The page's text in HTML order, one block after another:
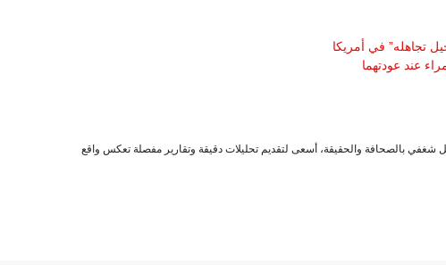
عند عودتهما
بالصحافة والحقيقة، أسعى لتقديم تحليلات دقيقة وتقارير مفصلة تعكس واقع